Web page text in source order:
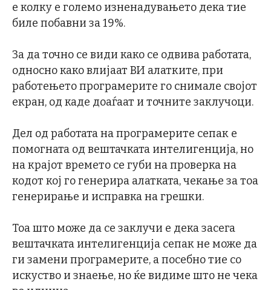
е колку е големо изненадувањето дека тие
биле побавни за 19%.
За да точно се види како се одвива работата,
односно како влијаат ВИ алатките, при
работењето програмерите го снимале својот
екран, од каде доаѓаат и точните заклучоци.
Дел од работата на програмерите сепак е
помогната од вештачката интелигенција, но
на крајот времето се губи на проверка на
кодот кој го генерира алатката, чекање за тоа
генерирање и исправка на грешки.
Тоа што може да се заклучи е дека засега
вештачката интелигенција сепак не може да
ги замени програмерите, а посебно тие со
искуство и знаење, но ќе видиме што не чека